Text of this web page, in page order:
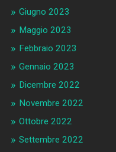
Giugno 2023
Maggio 2023
Febbraio 2023
Gennaio 2023
Dicembre 2022
Novembre 2022
Ottobre 2022
Settembre 2022